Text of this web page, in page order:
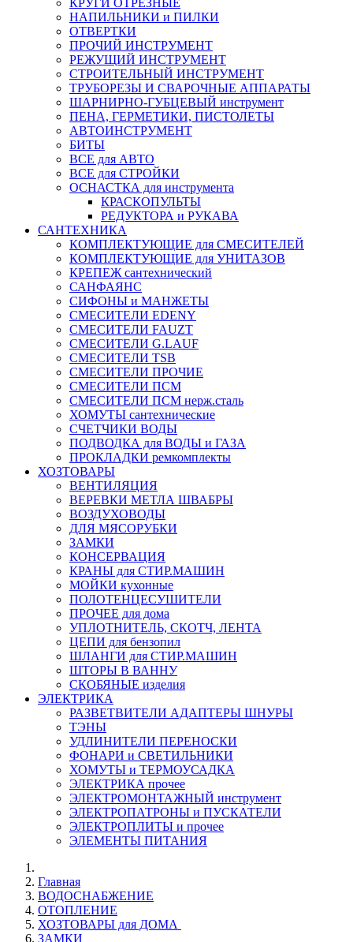
НАПИЛЬНИКИ и ПИЛКИ
ОТВЕРТКИ
ПРОЧИЙ ИНСТРУМЕНТ
РЕЖУЩИЙ ИНСТРУМЕНТ
СТРОИТЕЛЬНЫЙ ИНСТРУМЕНТ
ТРУБОРЕЗЫ И СВАРОЧНЫЕ АППАРАТЫ
ШАРНИРНО-ГУБЦЕВЫЙ инструмент
ПЕНА, ГЕРМЕТИКИ, ПИСТОЛЕТЫ
АВТОИНСТРУМЕНТ
БИТЫ
ВСЕ для АВТО
ВСЕ для СТРОЙКИ
ОСНАСТКА для инструмента
КРАСКОПУЛЬТЫ
РЕДУКТОРА и РУКАВА
САНТЕХНИКА
КОМПЛЕКТУЮЩИЕ для СМЕСИТЕЛЕЙ
КОМПЛЕКТУЮЩИЕ для УНИТАЗОВ
КРЕПЕЖ сантехнический
САНФАЯНС
СИФОНЫ и МАНЖЕТЫ
СМЕСИТЕЛИ EDENY
СМЕСИТЕЛИ FAUZT
СМЕСИТЕЛИ G.LAUF
СМЕСИТЕЛИ TSB
СМЕСИТЕЛИ ПРОЧИЕ
СМЕСИТЕЛИ ПСМ
СМЕСИТЕЛИ ПСМ нерж.сталь
ХОМУТЫ сантехнические
СЧЕТЧИКИ ВОДЫ
ПОДВОДКА для ВОДЫ и ГАЗА
ПРОКЛАДКИ ремкомплекты
ХОЗТОВАРЫ
ВЕНТИЛЯЦИЯ
ВЕРЕВКИ МЕТЛА ШВАБРЫ
ВОЗДУХОВОДЫ
ДЛЯ МЯСОРУБКИ
ЗАМКИ
КОНСЕРВАЦИЯ
КРАНЫ для СТИР.МАШИН
МОЙКИ кухонные
ПОЛОТЕНЦЕСУШИТЕЛИ
ПРОЧЕЕ для дома
УПЛОТНИТЕЛЬ, СКОТЧ, ЛЕНТА
ЦЕПИ для бензопил
ШЛАНГИ для СТИР.МАШИН
ШТОРЫ В ВАННУ
СКОБЯНЫЕ изделия
ЭЛЕКТРИКА
РАЗВЕТВИТЕЛИ АДАПТЕРЫ ШНУРЫ
ТЭНЫ
УДЛИНИТЕЛИ ПЕРЕНОСКИ
ФОНАРИ и СВЕТИЛЬНИКИ
ХОМУТЫ и ТЕРМОУСАДКА
ЭЛЕКТРИКА прочее
ЭЛЕКТРОМОНТАЖНЫЙ инструмент
ЭЛЕКТРОПАТРОНЫ и ПУСКАТЕЛИ
ЭЛЕКТРОПЛИТЫ и прочее
ЭЛЕМЕНТЫ ПИТАНИЯ
Главная
ВОДОСНАБЖЕНИЕ
ОТОПЛЕНИЕ
ХОЗТОВАРЫ для ДОМА
ЗАМКИ